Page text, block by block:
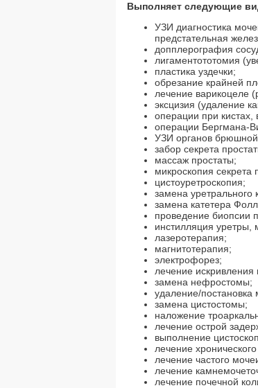
Выполняет следующие
УЗИ диагностика
предстательная
допплерография
лигаментототомия
пластика уздечки;
обрезание крайней
лечение варикоцеле
эксцизия (удаление
операции при кистах,
операции Бергмана-
УЗИ органов брюшной
забор секрета
массаж простаты;
микроскопия секрета
цистоуретроскопия;
замена уретрального
замена катетера
проведение биопсии
инстилляция
лазеротерапия;
магнитотерапия;
электрофорез;
лечение искривления
замена нефростомы;
удаление/постановка
замена цистостомы;
наложение
лечение острой
выполнение
лечение
лечение частого
лечение
лечение почечной